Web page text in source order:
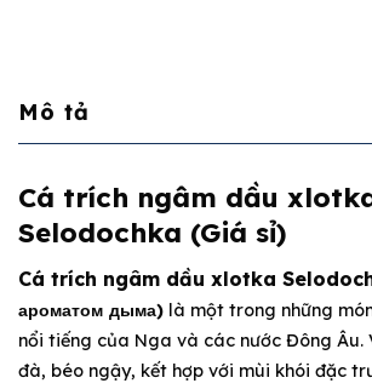
Mô tả
Cá trích ngâm dầu
Selodochka (Giá sỉ)
Cá trích ngâm dầu xlotka
ароматом дыма) là một trong những
nổi tiếng của Nga và các nước Đông Âu.
đà, béo ngậy, kết hợp với mùi khói đặc